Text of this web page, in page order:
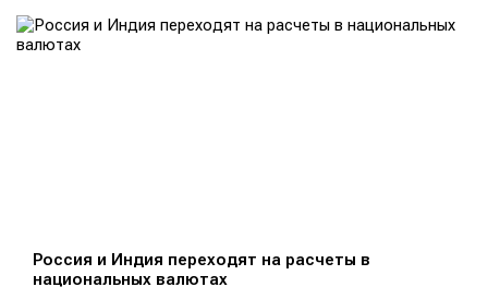
Россия и Индия переходят на расчеты в
национальных валютах